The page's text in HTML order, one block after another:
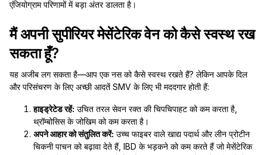
एंजियोग्राम परिणामों में बड़ा अंतर डालता है।
मैं अपनी सुपीरियर मेसेंटेरिक वेन को कैसे स्वस्थ रख
सकता हूँ?
यह अजीब लग सकता है—आप एक नस को कैसे स्वस्थ रखते हैं? लेकिन आपके दिल
और परिसंचरण के लिए अच्छी आदतें SMV के लिए भी मददगार होती हैं:
हाइड्रेटेड रहें: उचित तरल सेवन रक्त की चिपचिपाहट को कम करता है,
थ्रॉम्बोसिस के जोखिम को कम करता है।
अपने आहार को संतुलित करें: उच्च फाइबर वाले खाद्य पदार्थ और लीन प्रोटीन
चिकनी पाचन को बढ़ावा देते हैं, IBD के भड़कने को कम करते हैं जो मेसेंटेरिक